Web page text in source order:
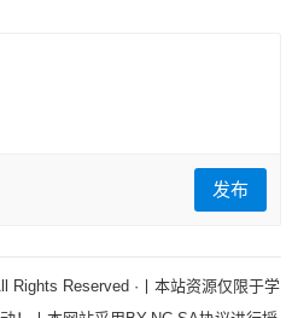
发布
Rights Reserved ·丨本站资源仅限于学